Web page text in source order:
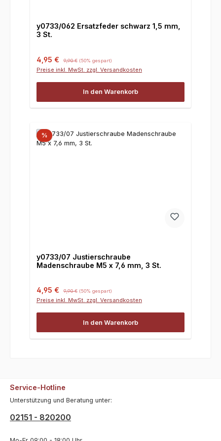
y0733/062 Ersatzfeder schwarz 1,5 mm,
3 St.
Verkaufspreis:
4,95 € 9,90 € (50% gespart)
Preise inkl. MwSt. zzgl. Versandkosten
In den Warenkorb
%
y0733/07 Justierschraube
Madenschraube M5 x 7,6 mm, 3 St.
Verkaufspreis:
4,95 € Regulärer Preis:
9,90 € (50% gespart)
Preise inkl. MwSt. zzgl. Versandkosten
In den Warenkorb
Service-Hotline
Unterstützung und Beratung unter:
02151 - 820200